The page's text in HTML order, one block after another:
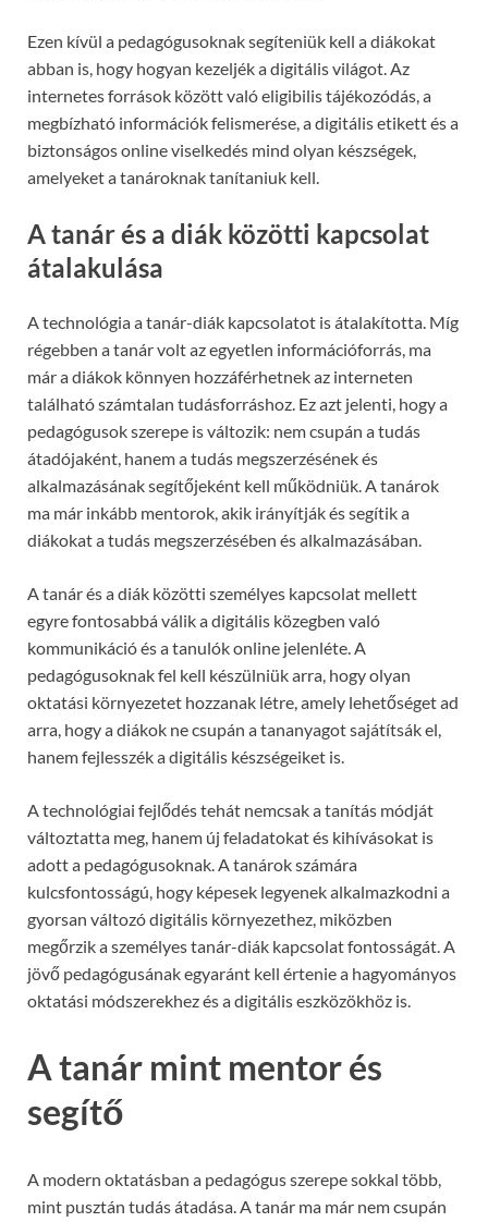
Ezen kívül a pedagógusoknak segíteniük kell a diákokat
abban is, hogy hogyan kezeljék a digitális világot. Az
internetes források között való eligibilis tájékozódás, a
megbízható információk felismerése, a digitális etikett és a
biztonságos online viselkedés mind olyan készségek,
amelyeket a tanároknak tanítaniuk kell.
A tanár és a diák közötti kapcsolat
átalakulása
A technológia a tanár-diák kapcsolatot is átalakította. Míg
régebben a tanár volt az egyetlen információforrás, ma
már a diákok könnyen hozzáférhetnek az interneten
található számtalan tudásforráshoz. Ez azt jelenti, hogy a
pedagógusok szerepe is változik: nem csupán a tudás
átadójaként, hanem a tudás megszerzésének és
alkalmazásának segítőjeként kell működniük. A tanárok
ma már inkább mentorok, akik irányítják és segítik a
diákokat a tudás megszerzésében és alkalmazásában.
A tanár és a diák közötti személyes kapcsolat mellett
egyre fontosabbá válik a digitális közegben való
kommunikáció és a tanulók online jelenléte. A
pedagógusoknak fel kell készülniük arra, hogy olyan
oktatási környezetet hozzanak létre, amely lehetőséget ad
arra, hogy a diákok ne csupán a tananyagot sajátítsák el,
hanem fejlesszék a digitális készségeiket is.
A technológiai fejlődés tehát nemcsak a tanítás módját
változtatta meg, hanem új feladatokat és kihívásokat is
adott a pedagógusoknak. A tanárok számára
kulcsfontosságú, hogy képesek legyenek alkalmazkodni a
gyorsan változó digitális környezethez, miközben
megőrzik a személyes tanár-diák kapcsolat fontosságát. A
jövő pedagógusának egyaránt kell értenie a hagyományos
oktatási módszerekhez és a digitális eszközökhöz is.
A tanár mint mentor és
segítő
A modern oktatásban a pedagógus szerepe sokkal több,
mint pusztán tudás átadása. A tanár ma már nem csupán